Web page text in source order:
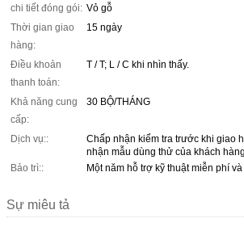
chi tiết đóng gói: Vỏ gỗ
Thời gian giao
hàng:
15 ngày
Điều khoản
thanh toán:
T / T; L / C khi nhìn thấy.
Khả năng cung
cấp:
30 BỘ/THÁNG
Dịch vụ::
Chấp nhận kiểm tra trước khi giao
nhận mẫu dùng thử của khách hàng
Bảo trì::
Một năm hỗ trợ kỹ thuật miễn phí
Sự miêu tả